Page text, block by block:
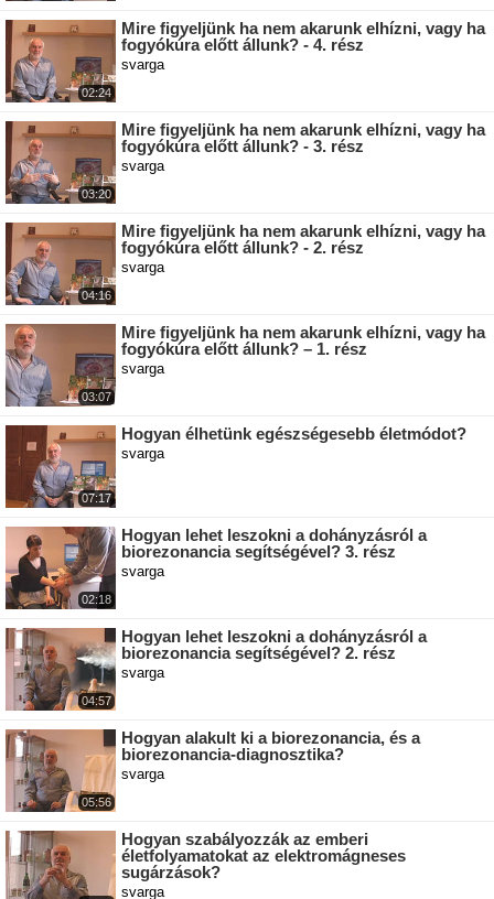
02:24
Mire figyeljünk ha nem akarunk elhízni, vagy ha
fogyókúra előtt állunk? - 4. rész
svarga
03:20
Mire figyeljünk ha nem akarunk elhízni, vagy ha
fogyókúra előtt állunk? - 3. rész
svarga
04:16
Mire figyeljünk ha nem akarunk elhízni, vagy ha
fogyókúra előtt állunk? - 2. rész
svarga
03:07
Mire figyeljünk ha nem akarunk elhízni, vagy ha
fogyókúra előtt állunk? – 1. rész
svarga
07:17
Hogyan élhetünk egészségesebb életmódot?
svarga
02:18
Hogyan lehet leszokni a dohányzásról a
biorezonancia segítségével? 3. rész
svarga
04:57
Hogyan lehet leszokni a dohányzásról a
biorezonancia segítségével? 2. rész
svarga
05:56
Hogyan alakult ki a biorezonancia, és a
biorezonancia-diagnosztika?
svarga
Hogyan szabályozzák az emberi
életfolyamatokat az elektromágneses
sugárzások?
svarga